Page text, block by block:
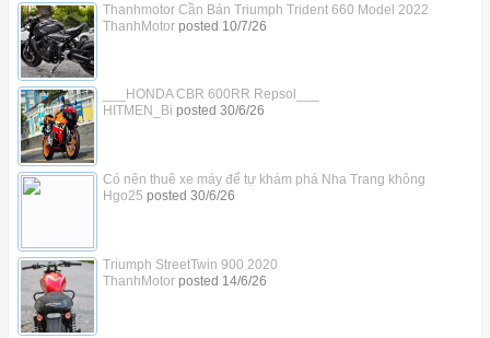
Thanhmotor Cần Bán Triumph Trident 660 Model 2022
ThanhMotorposted 10/7/26
___HONDA CBR 600RR Repsol___
HITMEN_Bi posted 30/6/26
Có nên thuê xe máy để tự khám phá Nha Trang không
Hgo25 posted 30/6/26
Triumph StreetTwin 900 2020
ThanhMotorposted 14/6/26